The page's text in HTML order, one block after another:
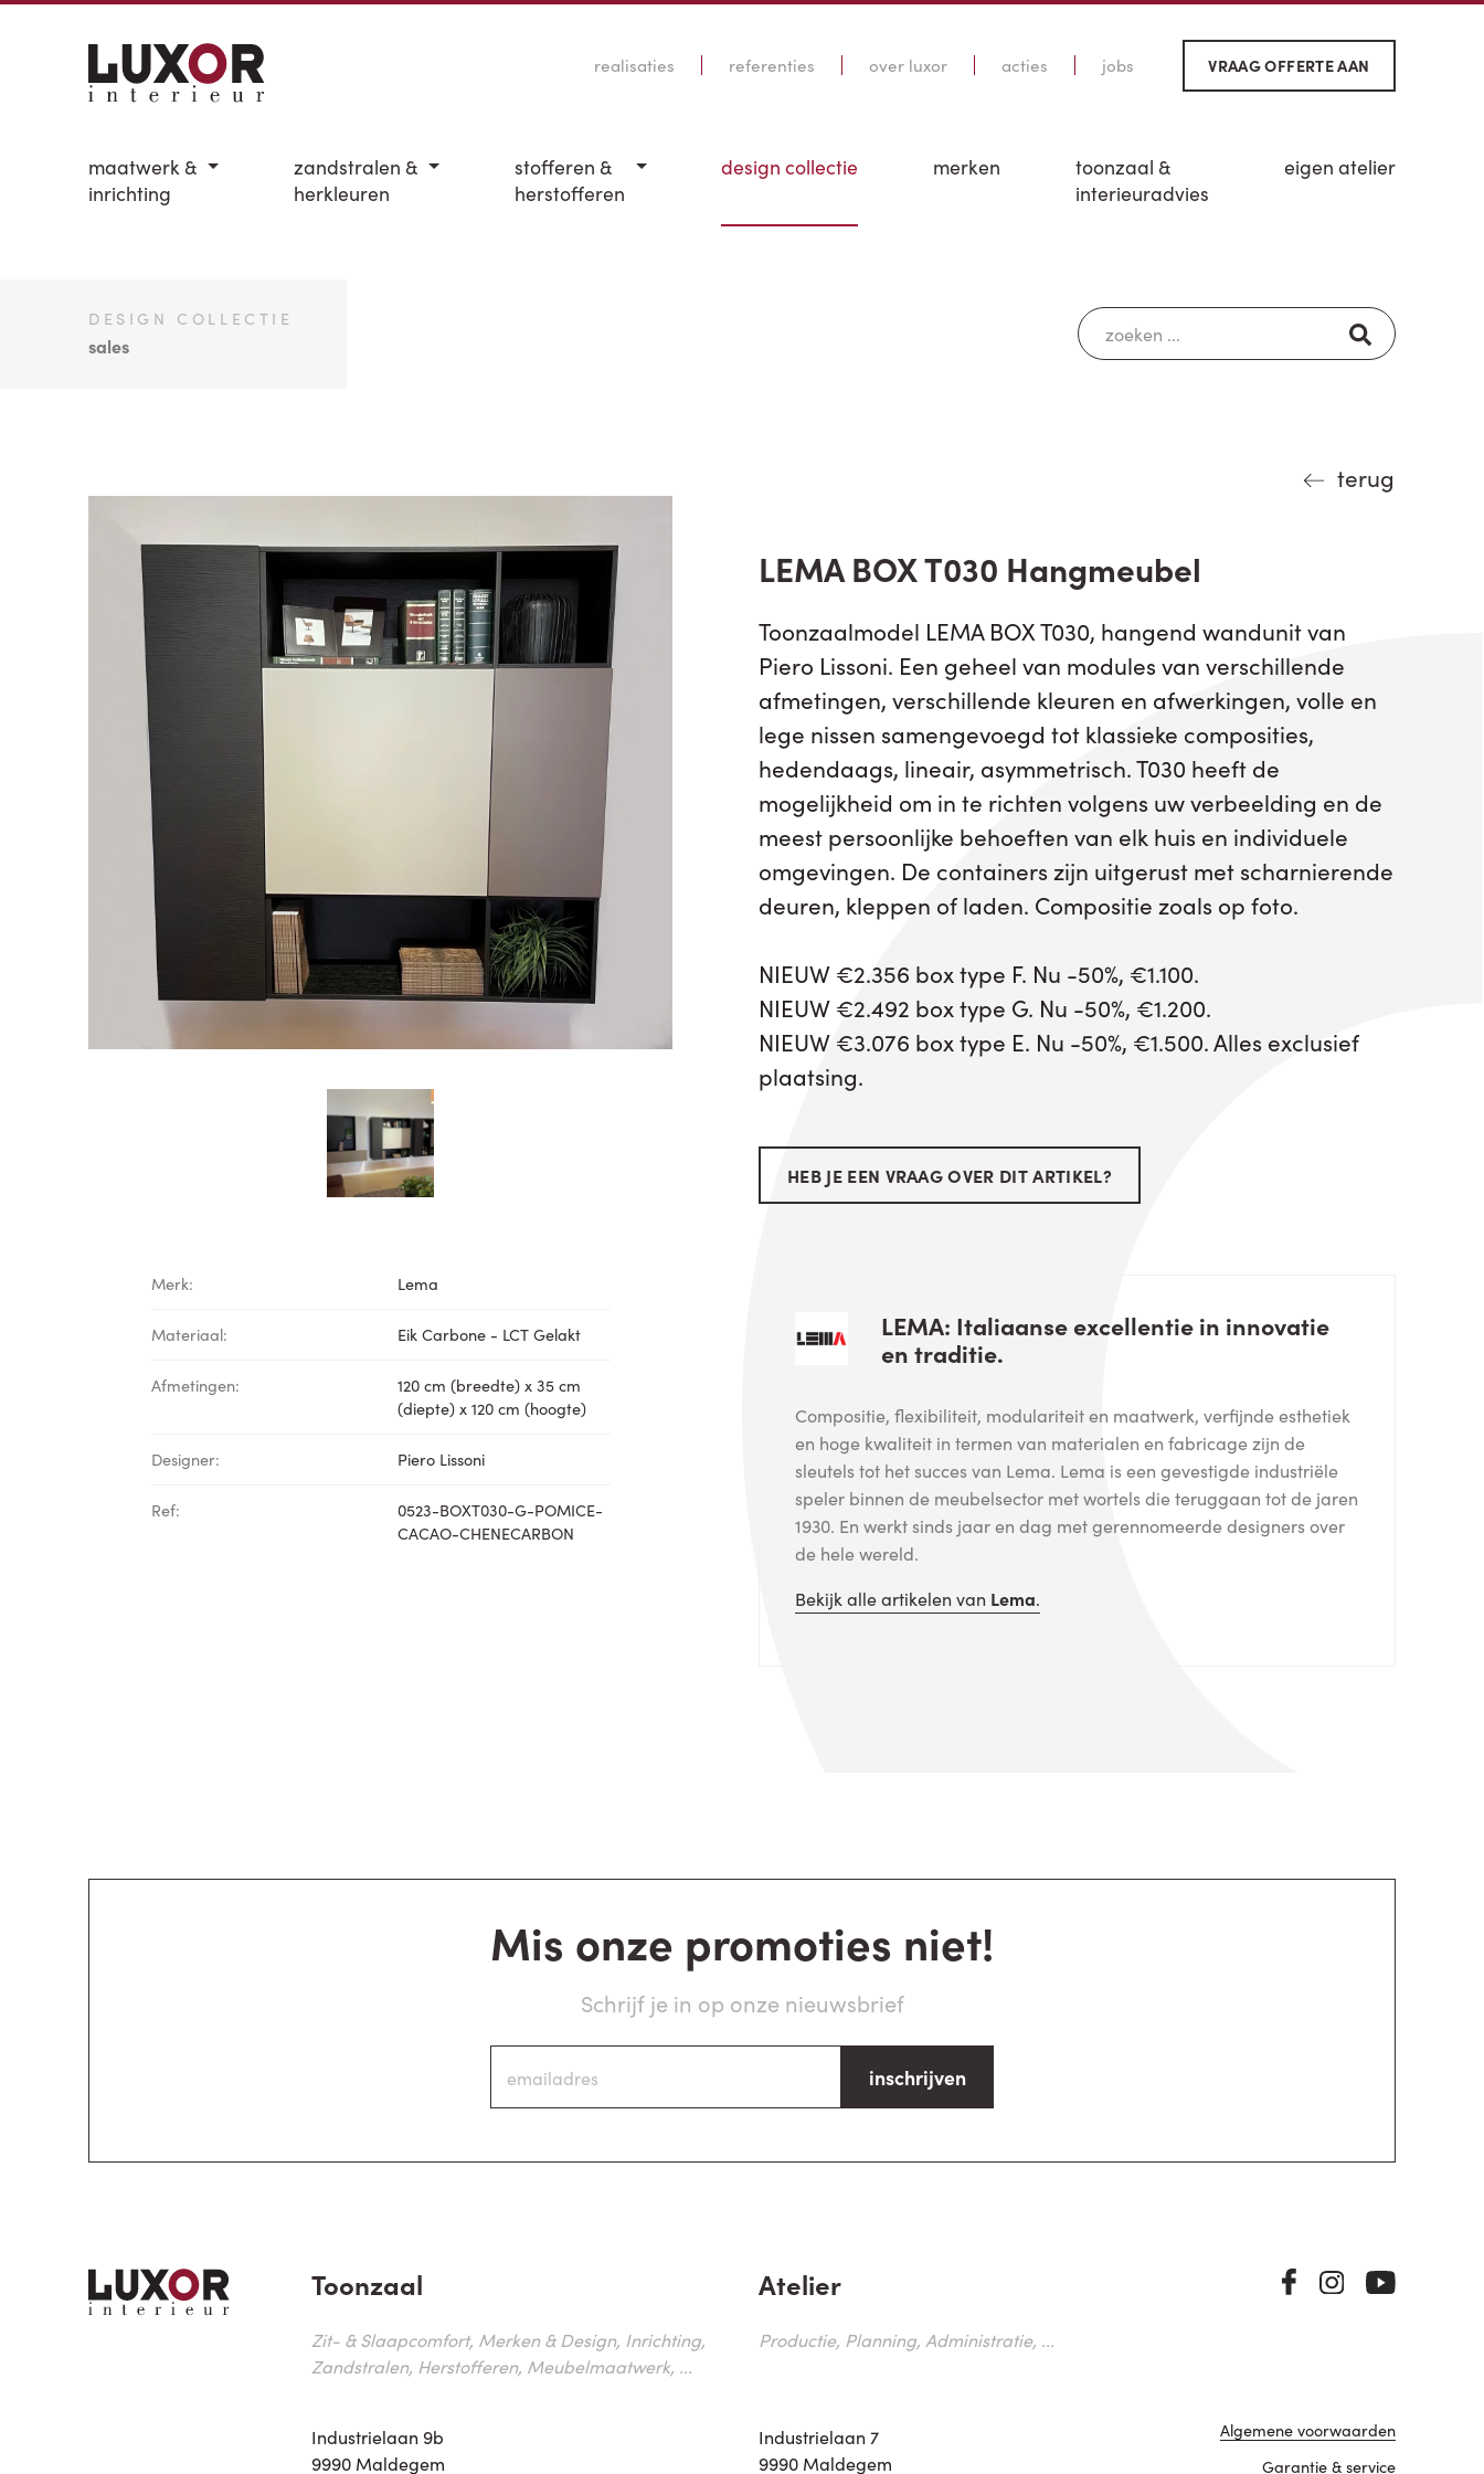
realisaties referenties over luxor acties jobs VRAAG OFFERTE AAN
maatwerk &
inrichting
zandstralen &
herkleuren
stofferen &
herstofferen
design collectie merken
toonzaal &
interieuradvies
eigen atelier
DESIGN COLLECTIE
sales
terug
Merk: Lema
Materiaal: Eik Carbone - LCT Gelakt
Afmetingen:
120 cm (breedte) x 35 cm
(diepte) x 120 cm (hoogte)
Designer: Piero Lissoni
Ref:
0523-BOXT030-G-POMICE-
CACAO-CHENECARBON
LEMA BOX T030 Hangmeubel
Toonzaalmodel LEMA BOX T030, hangend wandunit van
Piero Lissoni. Een geheel van modules van verschillende
afmetingen, verschillende kleuren en afwerkingen, volle en
lege nissen samengevoegd tot klassieke composities,
hedendaags, lineair, asymmetrisch. T030 heeft de
mogelijkheid om in te richten volgens uw verbeelding en de
meest persoonlijke behoeften van elk huis en individuele
omgevingen. De containers zijn uitgerust met scharnierende
deuren, kleppen of laden. Compositie zoals op foto.
NIEUW €2.356 box type F. Nu -50%, €1.100.
NIEUW €2.492 box type G. Nu -50%, €1.200.
NIEUW €3.076 box type E. Nu -50%, €1.500. Alles exclusief
plaatsing.
HEB JE EEN VRAAG OVER DIT ARTIKEL?
LEMA: Italiaanse excellentie in innovatie
en traditie.
Compositie, flexibiliteit, modulariteit en maatwerk, verfijnde esthetiek
en hoge kwaliteit in termen van materialen en fabricage zijn de
sleutels tot het succes van Lema. Lema is een gevestigde industriële
speler binnen de meubelsector met wortels die teruggaan tot de jaren
1930. En werkt sinds jaar en dag met gerennomeerde designers over
de hele wereld.
Bekijk alle artikelen van Lema.
Mis onze promoties niet!
Schrijf je in op onze nieuwsbrief
inschrijven
Toonzaal
Zit- & Slaapcomfort, Merken & Design, Inrichting,
Zandstralen, Herstofferen, Meubelmaatwerk, ...
Industrielaan 9b
9990 Maldegem
Atelier
Productie, Planning, Administratie, ...
Industrielaan 7
9990 Maldegem
Algemene voorwaarden
Garantie & service